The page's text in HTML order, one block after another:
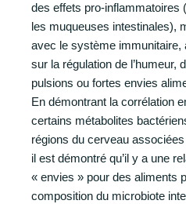
des effets pro-inflammatoires
les muqueuses intestinales),
avec le système immunitaire,
sur la régulation de l’humeur,
pulsions ou fortes envies
En démontrant la corrélation
certains métabolites
régions du cerveau associées
il est démontré qu’il y a une
« envies » pour des aliments
composition du microbiote